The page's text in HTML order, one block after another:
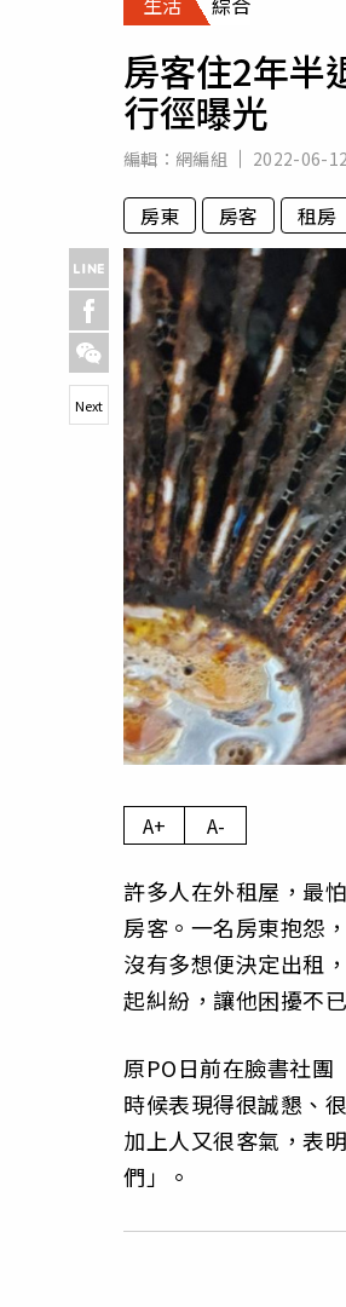
房客住2年
行徑曝光
編輯： 網編組 2022-06-
房東 房客 租房
Next
A+ A-
許多人在外租屋，最
房客。一名房東抱怨
沒有多想便決定出租
起糾紛，讓他困擾不已
原PO日前在臉書社團
時候表現得很誠懇、
加上人又很客氣，表
們」。